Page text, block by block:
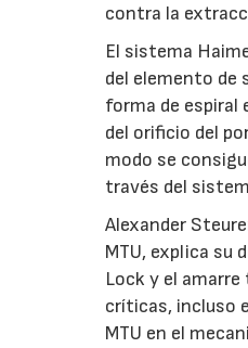
contra la
El sistema
del elemento de
forma de espiral
del orificio del
modo se
través del
Alexander
MTU, explica su
Lock y el
críticas, incluso
MTU en el